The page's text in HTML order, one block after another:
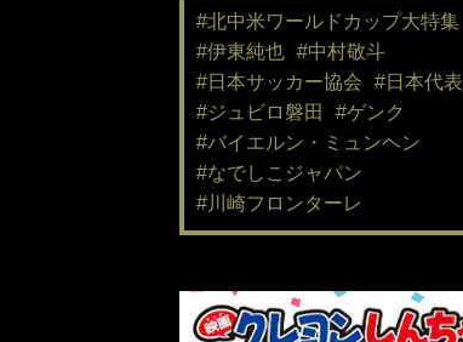
#北中米ワールドカップ大特集
#伊東純也 #中村敬斗
#日本サッカー協会
#日本代表
#ジュビロ磐田
#ゲンク
#バイエルン・ミュンヘン
#なでしこジャパン
#川崎フロンターレ